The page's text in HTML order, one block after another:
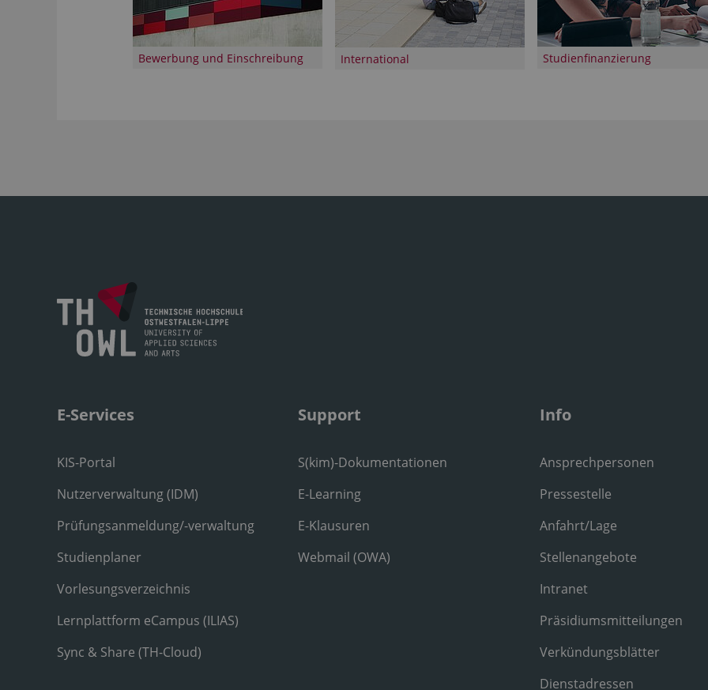
Bewerbung und Einschreibung International Studienfinanzierung
E-Services
KIS-Portal
Nutzerverwaltung (IDM)
Prüfungsanmeldung/-verwaltung
Studienplaner
Vorlesungsverzeichnis
Lernplattform eCampus (ILIAS)
Sync & Share (TH-Cloud)
Support
S(kim)-Dokumentationen
E-Learning
E-Klausuren
Webmail (OWA)
Info
Ansprechpersonen
Pressestelle
Anfahrt/Lage
Stellenangebote
Intranet
Präsidiumsmitteilungen
Verkündungsblätter
Dienstadressen